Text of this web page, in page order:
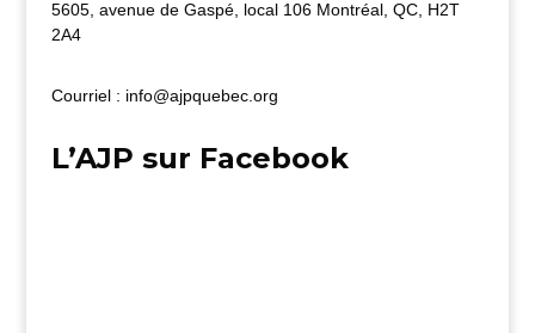
5605, avenue de Gaspé, local 106 Montréal, QC, H2T
2A4
Courriel : info@ajpquebec.org
L’AJP sur Facebook